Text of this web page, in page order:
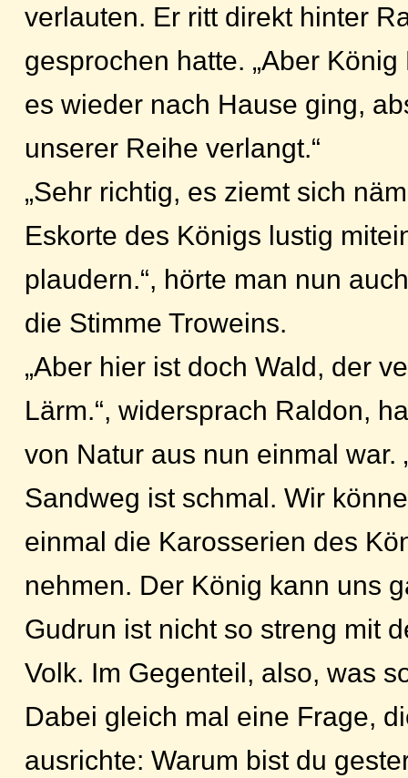
verlauten. Er ritt direkt hinter
gesprochen hatte. „Aber
es wieder nach Hause ging,
unserer Reihe verlangt.“
„Sehr richtig, es ziemt sich
Eskorte des Königs lustig
plaudern.“, hörte man nun
die Stimme Troweins.
„Aber hier ist doch Wald, der
Lärm.“, widersprach Raldon,
von Natur aus nun einmal war.
Sandweg ist schmal. Wir
einmal die Karosserien des
nehmen. Der König kann uns
Gudrun ist nicht so streng mit
Volk. Im Gegenteil, also, was
Dabei gleich mal eine Frage,
ausrichte: Warum bist du